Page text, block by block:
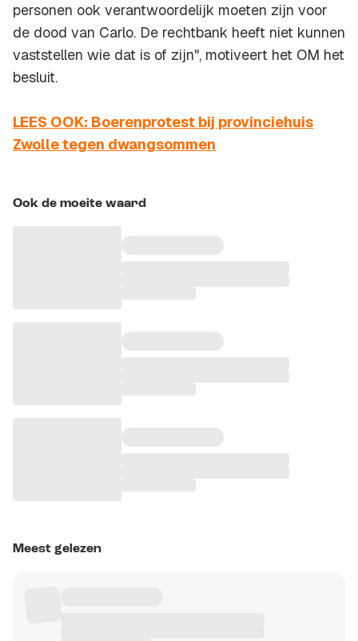
personen ook verantwoordelijk moeten zijn voor
de dood van Carlo. De rechtbank heeft niet kunnen
vaststellen wie dat is of zijn", motiveert het OM het
besluit.
LEES OOK: Boerenprotest bij provinciehuis
Zwolle tegen dwangsommen
Ook de moeite waard
Meest gelezen